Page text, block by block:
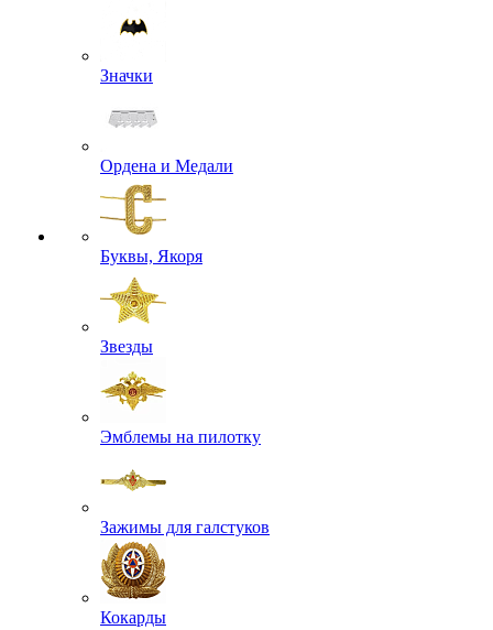
Значки
Ордена и Медали
Буквы, Якоря
Звезды
Эмблемы на пилотку
Зажимы для галстуков
Кокарды